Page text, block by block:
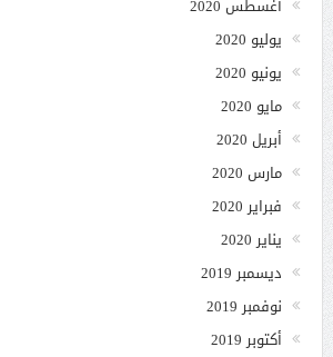
أغسطس 2020
يوليو 2020
يونيو 2020
مايو 2020
أبريل 2020
مارس 2020
فبراير 2020
يناير 2020
ديسمبر 2019
نوفمبر 2019
أكتوبر 2019